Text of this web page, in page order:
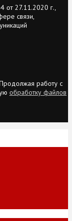
27.11.2020 г.,
связи,
работу с
обработку файлов